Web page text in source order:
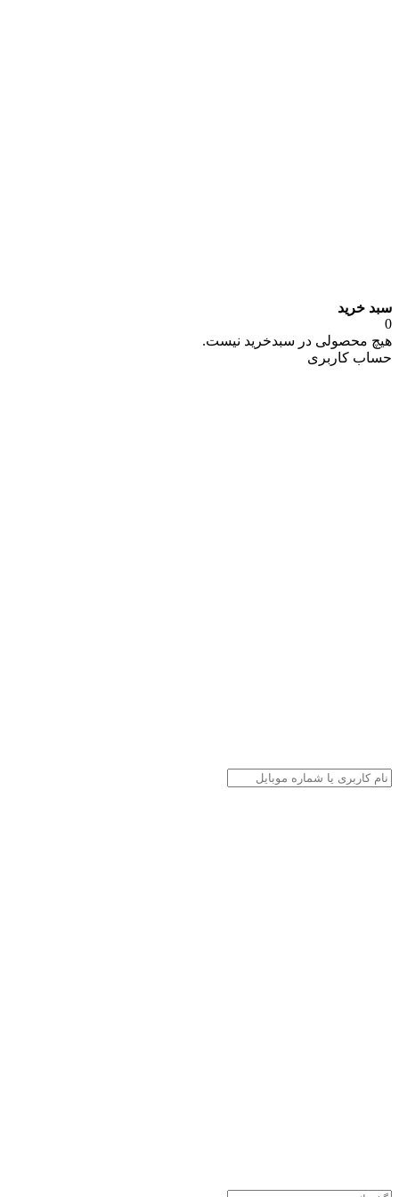
سبد خرید
0
هیچ محصولی در سبدخرید نیست.
حساب کاربری